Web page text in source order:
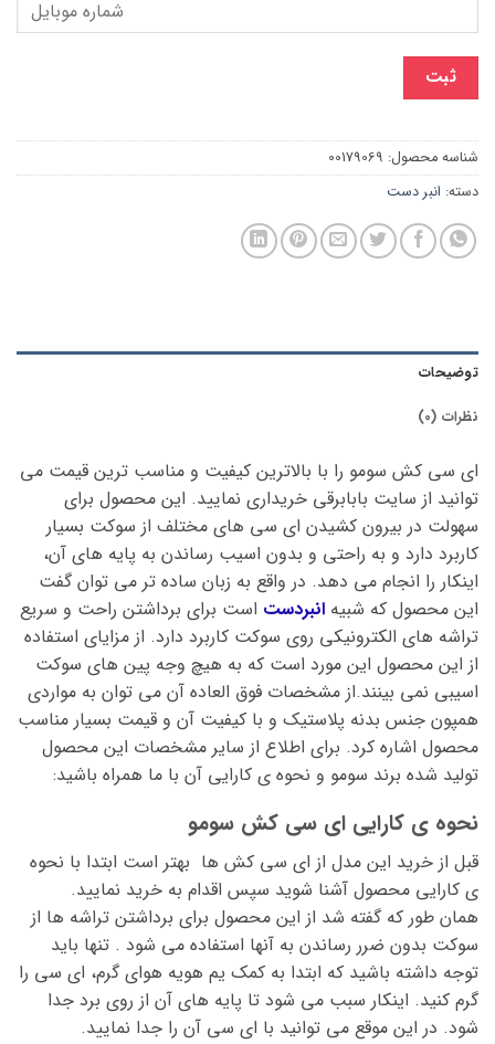
ثبت
شناسه محصول: 00179069
دسته: انبر دست
توضیحات
نظرات (0)
ای سی کش سومو را با بالاترین کیفیت و مناسب ترین قیمت می
توانید از سایت بابابرقی خریداری نمایید. این محصول برای
سهولت در بیرون کشیدن ای سی های مختلف از سوکت بسیار
کاربرد دارد و به راحتی و بدون اسیب رساندن به پایه های آن،
اینکار را انجام می دهد. در واقع به زبان ساده تر می توان گفت
این محصول که شبیه انبردست است برای برداشتن راحت و سریع
تراشه های الکترونیکی روی سوکت کاربرد دارد. از مزایای استفاده
از این محصول این مورد است که به هیچ وجه پین های سوکت
اسیبی نمی بینند.از مشخصات فوق العاده آن می توان به مواردی
همپون جنس بدنه پلاستیک و با کیفیت آن و قیمت بسیار مناسب
محصول اشاره کرد. برای اطلاع از سایر مشخصات این محصول
تولید شده برند سومو و نحوه ی کارایی آن با ما همراه باشید:
نحوه ی کارایی ای سی کش سومو
قبل از خرید این مدل از ای سی کش ها بهتر است ابتدا با نحوه
ی کارایی محصول آشنا شوید سپس اقدام به خرید نمایید.
همان طور که گفته شد از این محصول برای برداشتن تراشه ها از
سوکت بدون ضرر رساندن به آنها استفاده می شود . تنها باید
توجه داشته باشید که ابتدا به کمک یم هویه هوای گرم، ای سی را
گرم کنید. اینکار سبب می شود تا پایه های آن از روی برد جدا
شود. در این موقع می توانید با ای سی آن را جدا نمایید.